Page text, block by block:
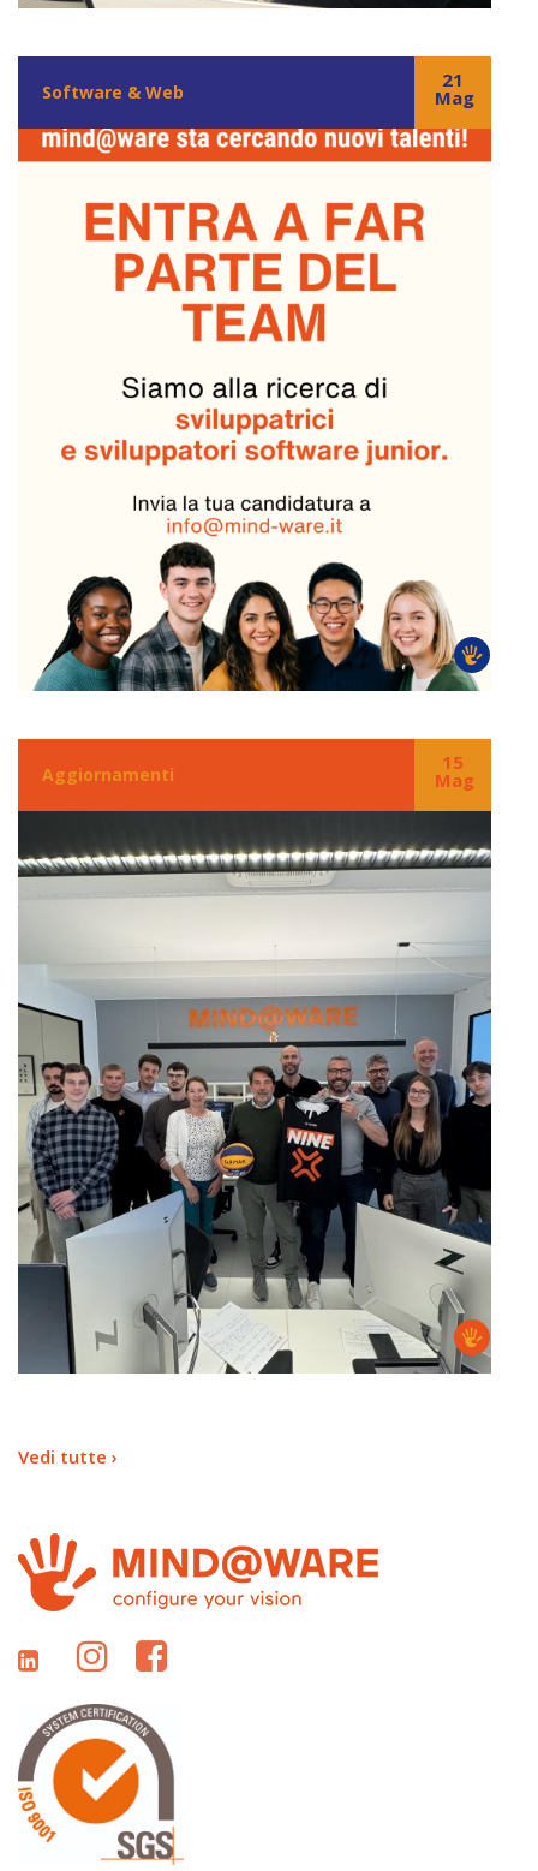
Software & Web
21
Mag
Aggiornamenti
15
Mag
Vedi tutte ›